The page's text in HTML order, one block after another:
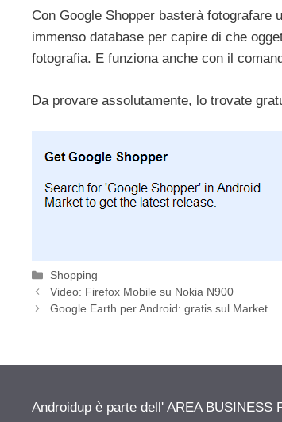
Con Google Shopper basterà
immenso database per capire di che
fotografia. E funziona anche con il
Da provare assolutamente, lo trovate
Categorie
Shopping
Video: Firefox Mobile su Nokia N900
Google Earth per Android: gratis sul Market
Androidup è parte dell' AREA